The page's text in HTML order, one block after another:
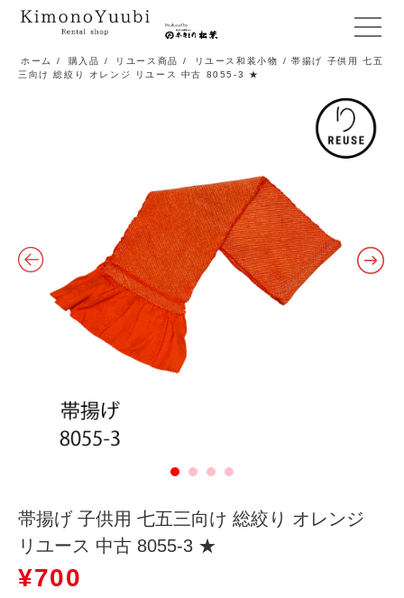
メ
ニ
ー
開
閉
ホーム / 購入品 / リユース商品 / リユース和装小物
/ 帯揚げ 子供用 七五
三向け 総絞り オレンジ リユース 中古 8055-3 ★
帯揚げ 子供用 七五三向け 総絞り オレンジ
リユース 中古 8055-3 ★
¥700